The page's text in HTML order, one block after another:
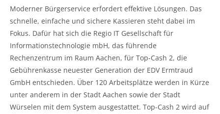
Moderner Bürgerservice erfordert effektive Lösungen. Das
schnelle, einfache und sichere Kassieren steht dabei im
Fokus. Dafür hat sich die Regio IT Gesellschaft für
Informationstechnologie mbH, das führende
Rechenzentrum im Raum Aachen, für Top-Cash 2, die
Gebührenkasse neuester Generation der EDV Ermtraud
GmbH entschieden. Über 120 Arbeitsplätze werden in Kürze
unter anderem in der Stadt Aachen sowie der Stadt
Würselen mit dem System ausgestattet. Top-Cash 2 wird auf